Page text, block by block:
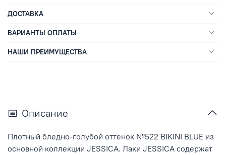
ДОСТАВКА
ВАРИАНТЫ ОПЛАТЫ
НАШИ ПРЕИМУЩЕСТВА
Описание
Плотный бледно-голубой оттенок №522 BIKINI BLUE из
основной коллекции JESSICA. Лаки JESSICA содержат